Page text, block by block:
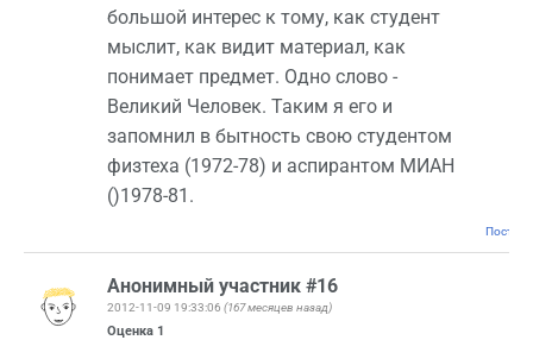
большой интерес к тому, как студент
мыслит, как видит материал, как
понимает предмет. Одно слово -
Великий Человек. Таким я его и
запомнил в бытность свою студентом
физтеха (1972-78) и аспирантом МИАН
()1978-81.
Анонимный участник #16
2012-11-09 19:33:06 (167 месяцев назад)
Оценка 1